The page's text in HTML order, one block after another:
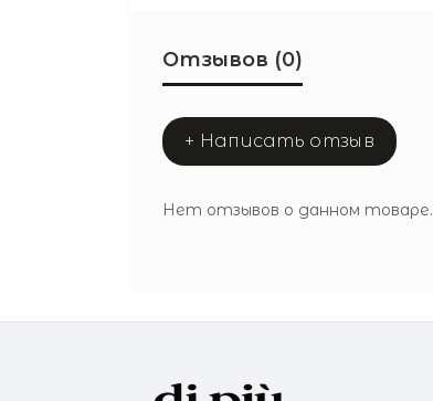
Отзывов (0)
+ Написать отзыв
Нет отзывов о данном товаре.